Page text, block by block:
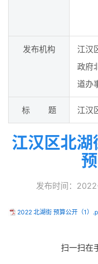
发布机构
江汉
政府
道办
标 题 江汉
江汉区北
发布时间：
2022 北湖街 预算公开（1）
扫一扫在